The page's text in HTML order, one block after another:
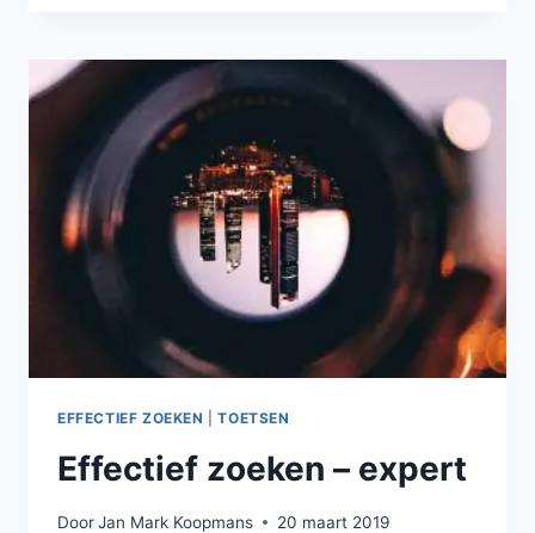
EFFECTIEF ZOEKEN |TOETSEN
Effectief zoeken – expert
DoorJan Mark Koopmans 20 maart 2019